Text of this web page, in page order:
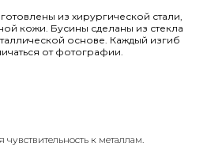
из хирургической стали,
кожи. Бусины сделаны из стекла
основе. Каждый изгиб
от фотографии.
к металлам.